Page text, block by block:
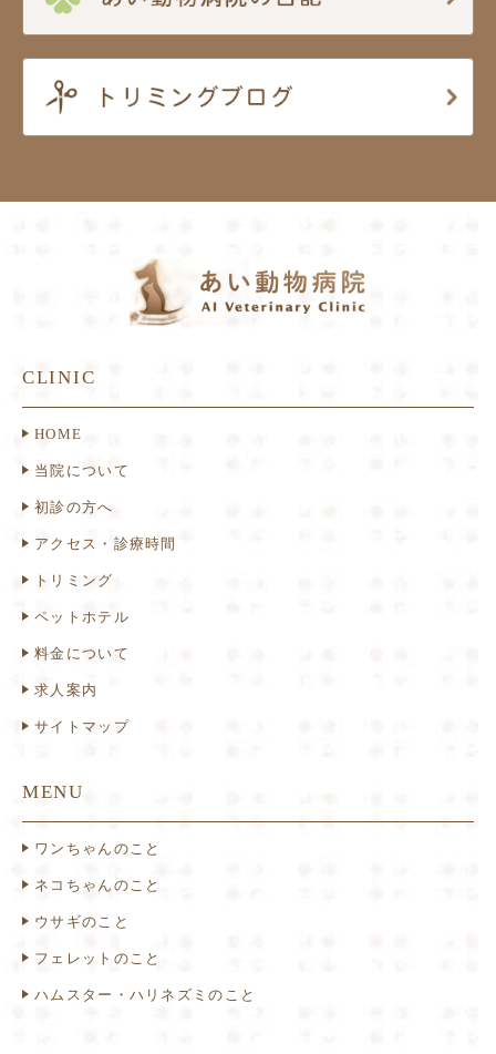
CLINIC
HOME
当院について
初診の方へ
アクセス・診療時間
トリミング
ペットホテル
料金について
求人案内
サイトマップ
MENU
ワンちゃんのこと
ネコちゃんのこと
ウサギのこと
フェレットのこと
ハムスター・ハリネズミのこと